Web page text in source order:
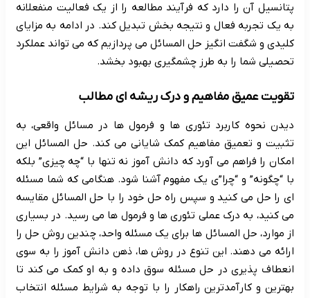
پتانسیل آن را دارد که فرآیند مطالعه را از یک فعالیت منفعلانه
به یک تجربه فعال و نتیجه بخش تبدیل کند. در ادامه به مزایای
کلیدی و شگفت انگیز حل المسائل می پردازیم که می تواند عملکرد
تحصیلی شما را به طرز چشمگیری بهبود بخشد.
تقویت عمیق مفاهیم و درک ریشه ای مطالب
دیدن نحوه کاربرد تئوری ها و فرمول ها در مسائل واقعی، به
تثبیت و تعمیق مفاهیم کمک شایانی می کند. حل المسائل این
امکان را فراهم می آورد که دانش آموز نه تنها با “چه چیزی” بلکه
با “چگونه” و “چرا”ی یک مفهوم آشنا شود. هنگامی که شما مسئله
ای را حل می کنید و سپس راه حل خود را با حل المسائل مقایسه
می کنید، به درک عملی تئوری ها و فرمول ها می رسید. در بسیاری
از موارد، حل المسائل ها برای یک مسئله واحد، چندین روش حل را
ارائه می دهند. این تنوع در روش ها، ذهن دانش آموز را به سوی
انعطاف پذیری در حل مسئله سوق داده و به او کمک می کند تا
بهترین و کارآمدترین راهکار را با توجه به شرایط مسئله انتخاب